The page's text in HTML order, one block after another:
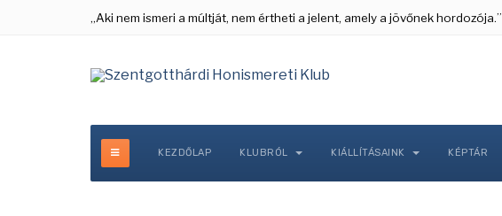
„Aki nem ismeri a múltját, nem értheti a jelent, amely a jövőnek hordozója.”
KEZDŐLAP KLUBRÓL KIÁLLÍTÁSAINK KÉPTÁR